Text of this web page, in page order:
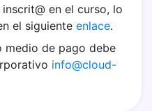
en el curso, lo
el siguiente enlace.
medio de pago debe
info@cloud-